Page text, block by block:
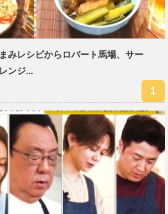
みレシピからロバート馬場、サー
ンジ...